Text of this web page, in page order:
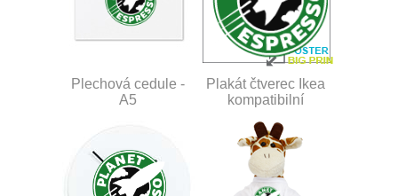
Plechová cedule -
A5
Plakát čtverec Ikea
kompatibilní